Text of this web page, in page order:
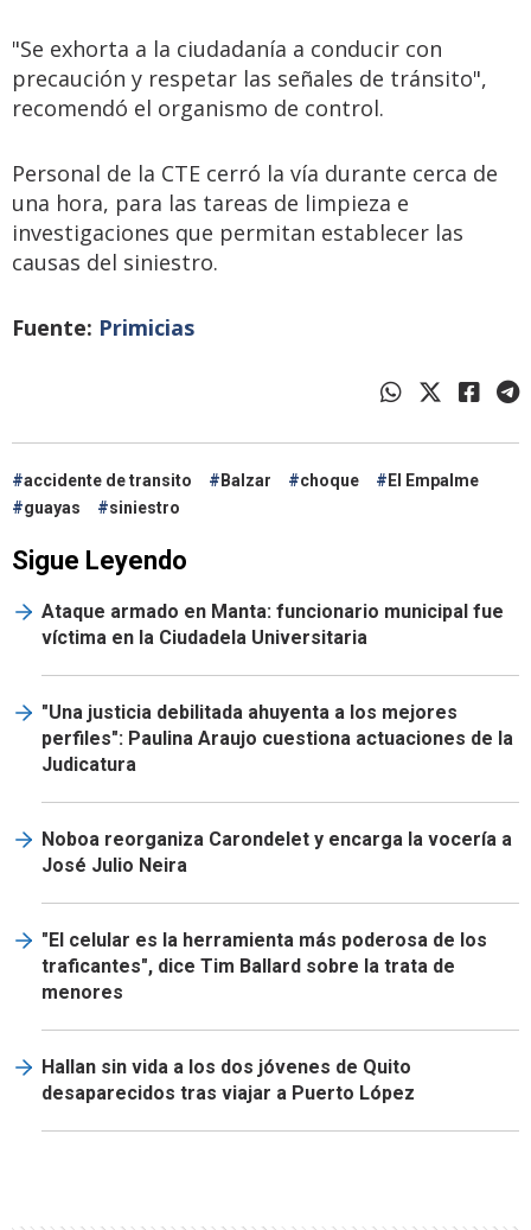
"Se exhorta a la ciudadanía a conducir con
precaución y respetar las señales de tránsito",
recomendó el organismo de control.
Personal de la CTE cerró la vía durante cerca de
una hora, para las tareas de limpieza e
investigaciones que permitan establecer las
causas del siniestro.
Fuente: Primicias
accidente de transito Balzar choque
El Empalme
guayas
siniestro
Sigue Leyendo
Ataque armado en Manta: funcionario municipal fue
víctima en la Ciudadela Universitaria
"Una justicia debilitada ahuyenta a los mejores
perfiles": Paulina Araujo cuestiona actuaciones de la
Judicatura
Noboa reorganiza Carondelet y encarga la vocería a
José Julio Neira
"El celular es la herramienta más poderosa de los
traficantes", dice Tim Ballard sobre la trata de
menores
Hallan sin vida a los dos jóvenes de Quito
desaparecidos tras viajar a Puerto López